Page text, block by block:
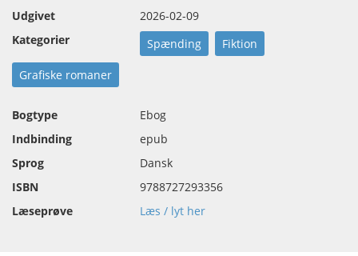
Udgivet
2026-02-09
Kategorier
Spænding Fiktion
Grafiske romaner
Bogtype
Ebog
Indbinding
epub
Sprog
Dansk
ISBN
9788727293356
Læseprøve
Læs / lyt her